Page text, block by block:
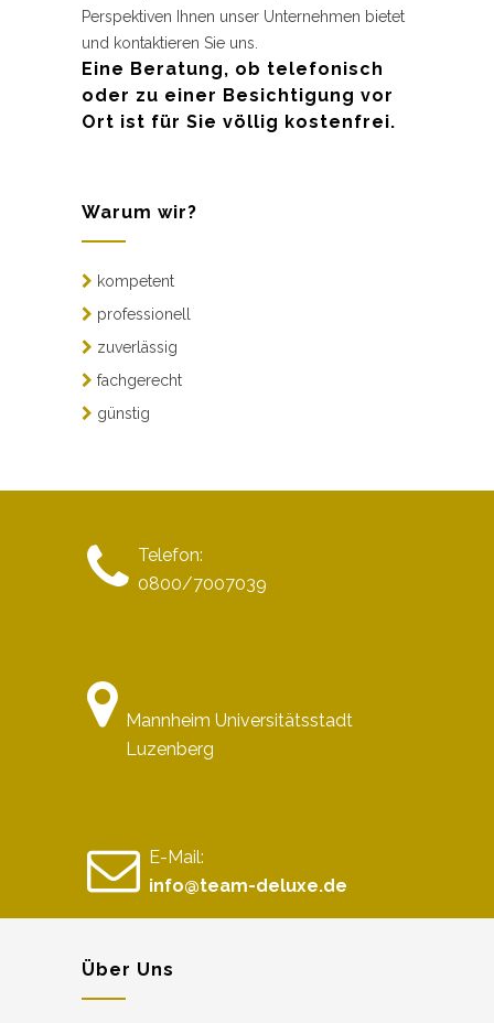
Perspektiven Ihnen unser Unternehmen bietet
und kontaktieren Sie uns.
Eine Beratung, ob telefonisch
oder zu einer Besichtigung vor
Ort ist für Sie völlig kostenfrei.
Warum wir?
kompetent
professionell
zuverlässig
fachgerecht
günstig
Telefon:
0800/7007039
Mannheim Universitätsstadt
Luzenberg
E-Mail:
info@team-deluxe.de
Über Uns